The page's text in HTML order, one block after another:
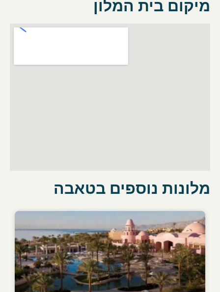
מיקום בית המלון
מלונות נוספים בטאבה